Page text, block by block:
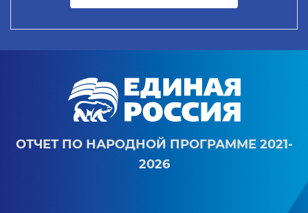
ОТЧЕТ ПО НАРОДНОЙ ПРОГРАММЕ 2021-
2026